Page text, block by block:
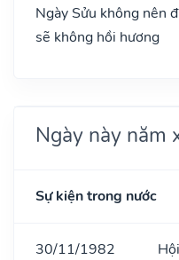
Ngày Sửu không nên
sẽ không hồi hương
Ngày này năm
Sự kiện trong nước
30/11/1982